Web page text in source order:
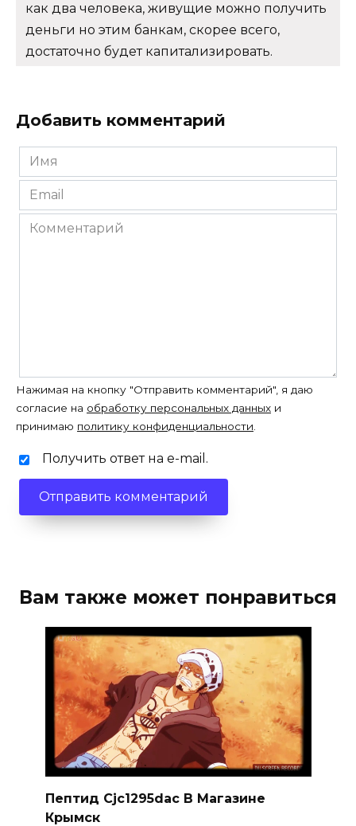
как два человека, живущие можно получить
деньги но этим банкам, скорее всего,
достаточно будет капитализировать.
Добавить комментарий
Имя
*
Email
*
Комментарий
Нажимая на кнопку "Отправить комментарий", я даю
согласие на обработку персональных данных и
принимаю политику конфиденциальности.
Получить ответ на e-mail.
Вам также может понравиться
Пептид Cjc1295dac В Магазине
Крымск